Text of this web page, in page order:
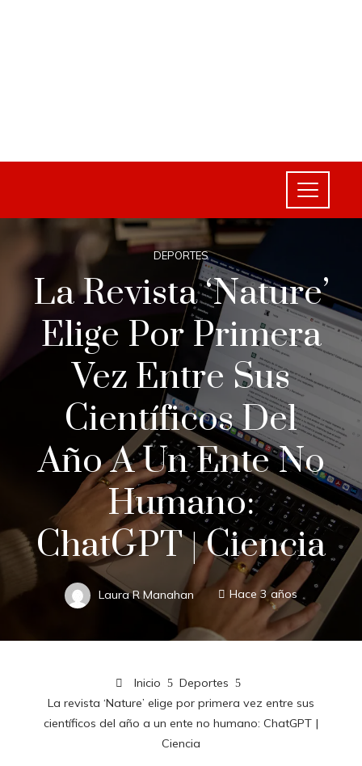
DEPORTES
La Revista ‘Nature’
Elige Por Primera
Vez Entre Sus
Científicos Del
Año A Un Ente No
Humano:
ChatGPT | Ciencia
Laura R Manahan Hace 3 años
Inicio
Deportes
La revista ‘Nature’ elige por primera vez entre sus
científicos del año a un ente no humano: ChatGPT |
Ciencia